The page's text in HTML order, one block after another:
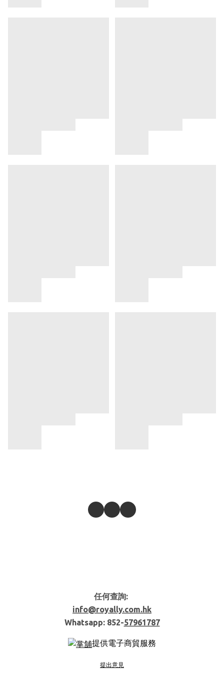
任何查詢:
info@royally.com.hk
Whatsapp: 852-57961787
提供電子商貿服務
提出意見